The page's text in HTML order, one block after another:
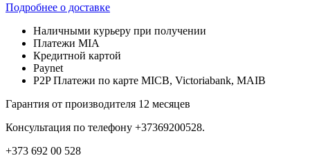
Подробнее о доставке
Наличными курьеру при получении
Платежи MIA
Кредитной картой
Paynet
P2P Платежи по карте MICB, Victoriabank, MAIB
Гарантия от производителя 12 месяцев
Консультация по телефону +37369200528.
+373 692 00 528